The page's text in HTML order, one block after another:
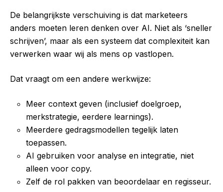
De belangrijkste verschuiving is dat marketeers
anders moeten leren denken over AI. Niet als ‘sneller
schrijven’, maar als een systeem dat complexiteit kan
verwerken waar wij als mens op vastlopen.
Dat vraagt om een andere werkwijze:
Meer context geven (inclusief doelgroep,
merkstrategie, eerdere learnings).
Meerdere gedragsmodellen tegelijk laten
toepassen.
AI gebruiken voor analyse en integratie, niet
alleen voor copy.
Zelf de rol pakken van beoordelaar en regisseur.